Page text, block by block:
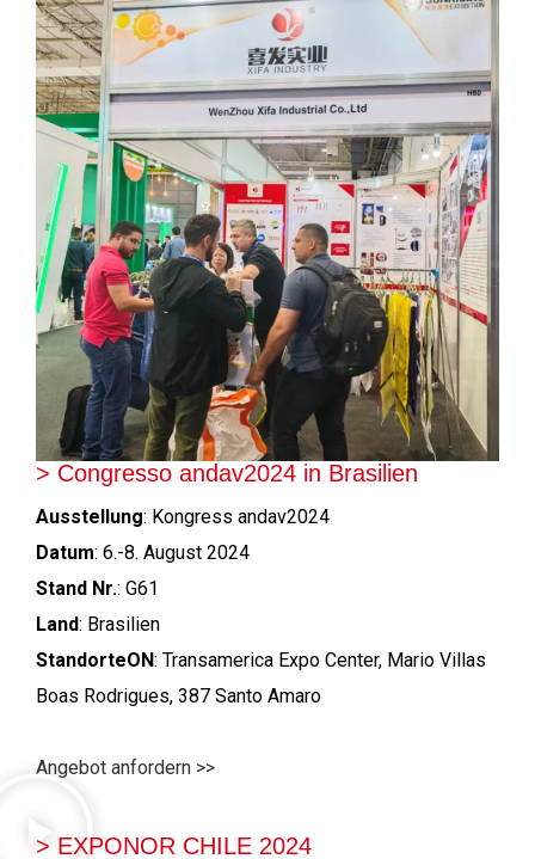
> Congresso andav2024 in Brasilien
Ausstellung: Kongress andav2024
Datum: 6.-8. August 2024
Stand Nr.: G61
Land: Brasilien
StandorteON: Transamerica Expo Center, Mario Villas
Boas Rodrigues, 387 Santo Amaro
Angebot anfordern >>
> EXPONOR CHILE 2024